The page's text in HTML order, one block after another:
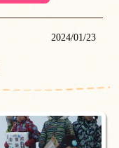
2024/01/23